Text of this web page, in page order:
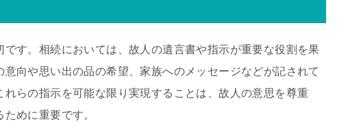
す。相続においては、故人の遺言書や指示が重要な役割を果
向や思い出の品の希望、家族へのメッセージなどが記されて
らの指示を可能な限り実現することは、故人の意思を尊重
めに重要です。